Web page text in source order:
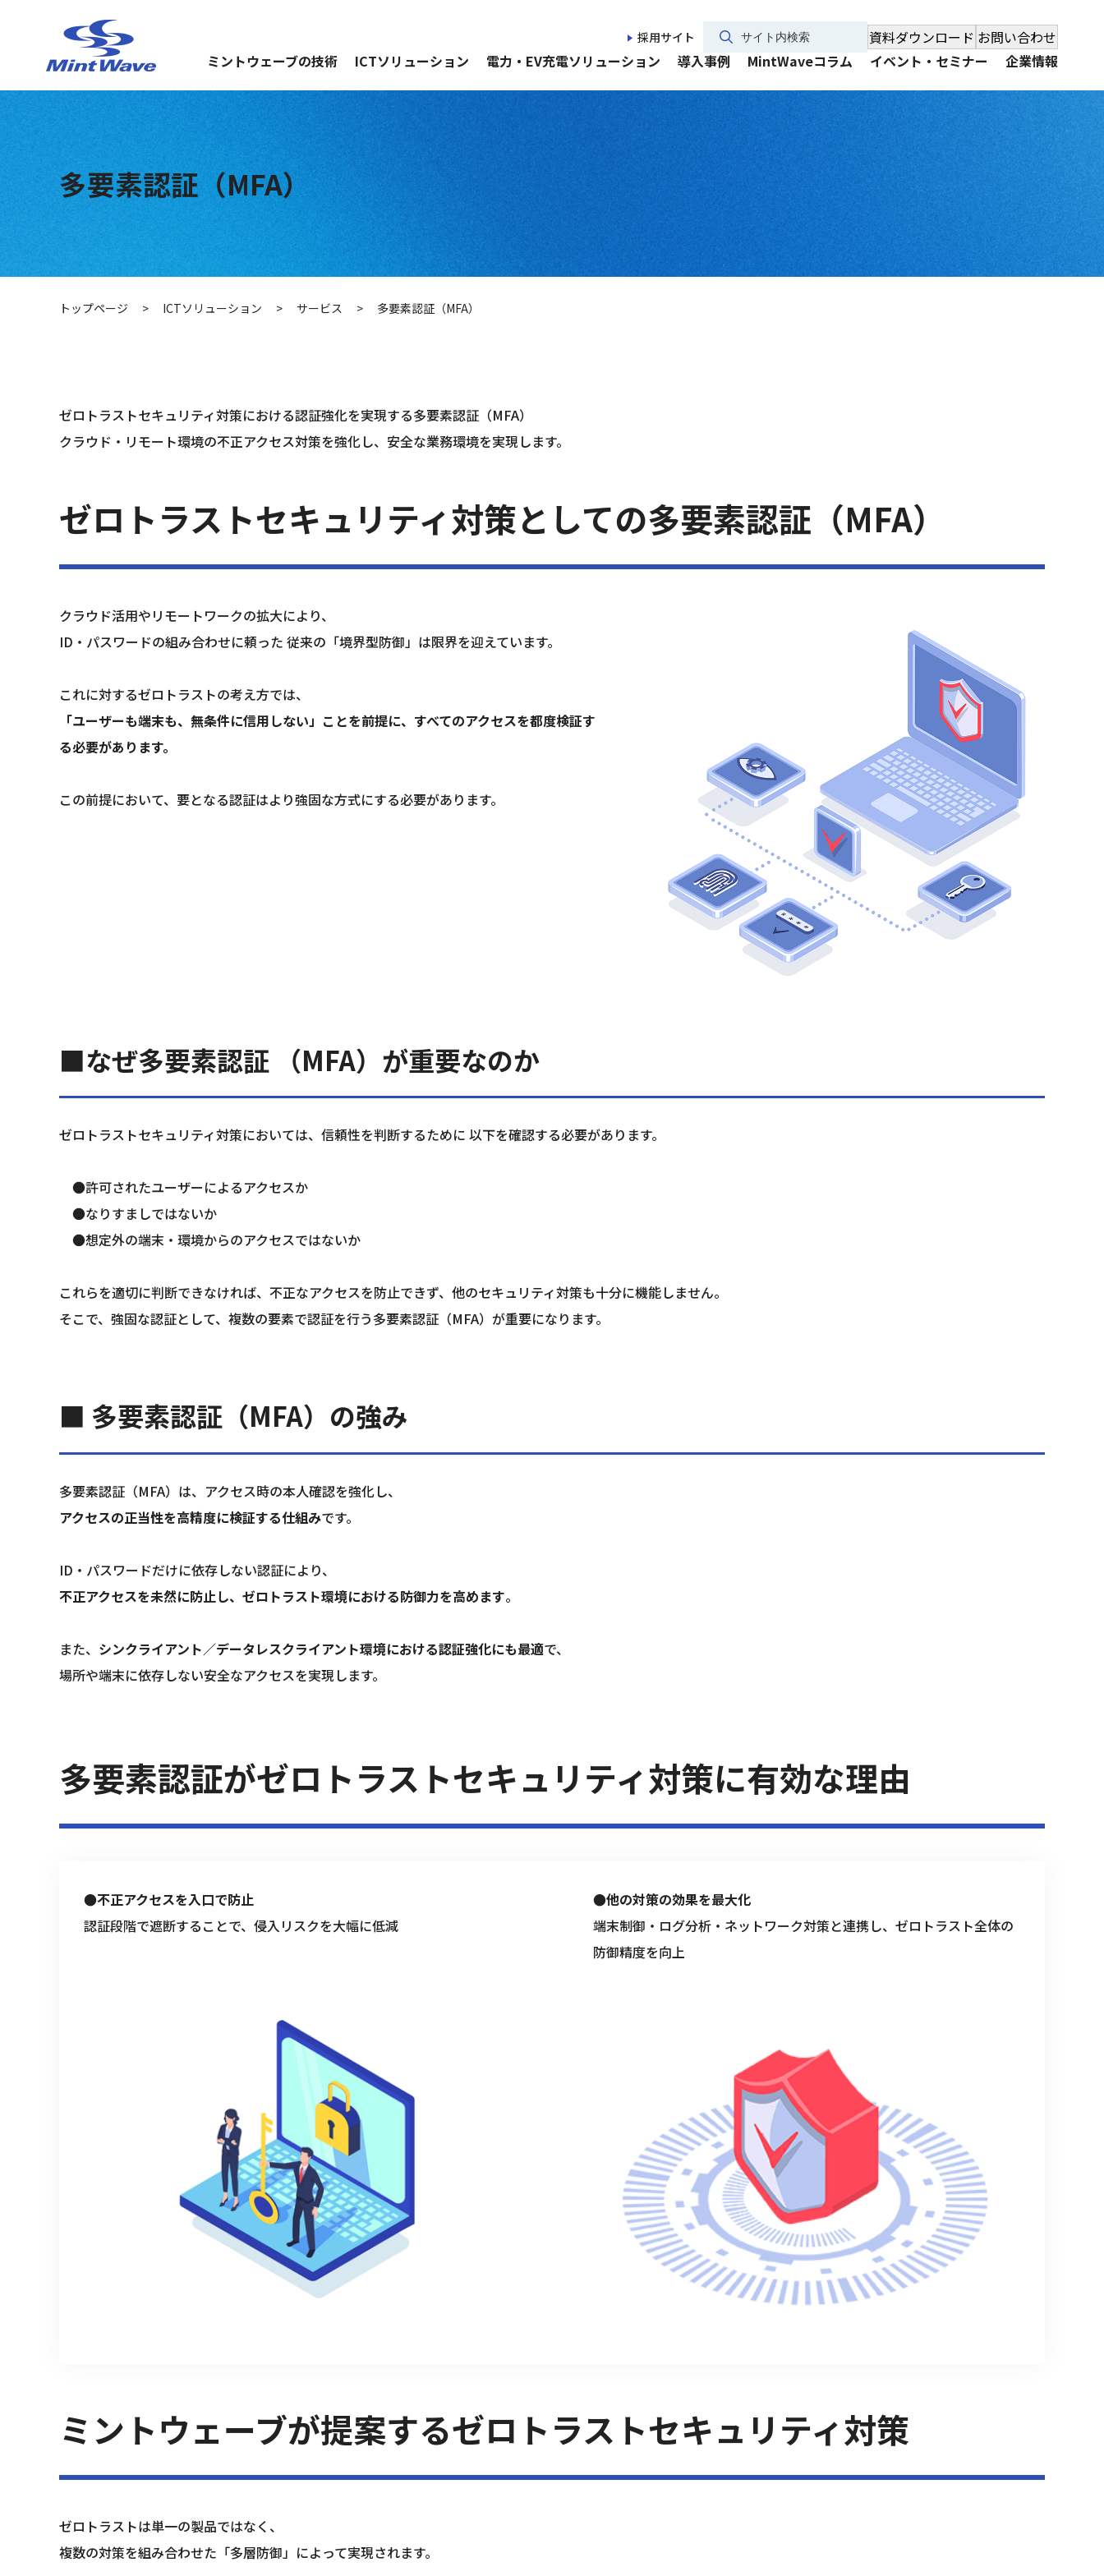
採用サイト 資料ダウンロード お問い合わせ
ミントウェーブの技術
ICTソリューション 電力・EV充電ソリューション 導入事例 MintWaveコラム イベント・セミナー 企業情報
多要素認証（MFA）
トップページ > ICTソリューション > サービス > 多要素認証（MFA）
ゼロトラストセキュリティ対策における認証強化を実現する多要素認証（MFA）
クラウド・リモート環境の不正アクセス対策を強化し、安全な業務環境を実現します。
ゼロトラストセキュリティ対策としての多要素認証（MFA）
クラウド活用やリモートワークの拡大により、
ID・パスワードの組み合わせに頼った 従来の「境界型防御」は限界を迎えています。
これに対するゼロトラストの考え方では、
「ユーザーも端末も、無条件に信用しない」ことを前提に、すべてのアクセスを都度検証す
る必要があります。
この前提において、要となる認証はより強固な方式にする必要があります。
■なぜ多要素認証 （MFA）が重要なのか
ゼロトラストセキュリティ対策においては、信頼性を判断するために 以下を確認する必要があります。
●許可されたユーザーによるアクセスか
●なりすましではないか
●想定外の端末・環境からのアクセスではないか
これらを適切に判断できなければ、不正なアクセスを防止できず、他のセキュリティ対策も十分に機能しません。
そこで、強固な認証として、複数の要素で認証を行う多要素認証（MFA）が重要になります。
■ 多要素認証（MFA）の強み
多要素認証（MFA）は、アクセス時の本人確認を強化し、
アクセスの正当性を高精度に検証する仕組みです。
ID・パスワードだけに依存しない認証により、
不正アクセスを未然に防止し、ゼロトラスト環境における防御力を高めます。
また、 シンクライアント／データレスクライアント環境における認証強化にも最適で、
場所や端末に依存しない安全なアクセスを実現します。
多要素認証がゼロトラストセキュリティ対策に有効な理由
●不正アクセスを入口で防止
認証段階で遮断することで、侵入リスクを大幅に低減
●他の対策の効果を最大化
端末制御・ログ分析・ネットワーク対策と連携し、ゼロトラスト全体の
防御精度を向上
ミントウェーブが提案するゼロトラストセキュリティ対策
ゼロトラストは単一の製品ではなく、
複数の対策を組み合わせた「多層防御」によって実現されます。